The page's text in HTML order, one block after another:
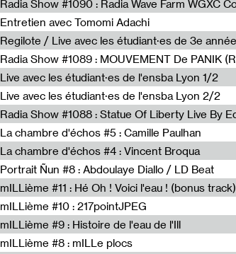
Entretien avec Tomomi Adachi
Regilote / Live avec les étudiant·es de 3e
Radia Show #1089 : MOUVEMENT De PANIK
Live avec les étudiant·es de l'ensba Lyon 1/2
Live avec les étudiant·es de l'ensba Lyon 2/2
La chambre d'échos #5 : Camille Paulhan
La chambre d'échos #4 : Vincent Broqua
Portrait Ñun #8 : Abdoulaye Diallo / LD Beat
mILLième #11 : Hé Oh ! Voici l'eau ! (bonus track)
mILLième #10 : 217pointJPEG
mILLième #9 : Histoire de l'eau de l'Ill
mILLième #8 : mILLe plocs